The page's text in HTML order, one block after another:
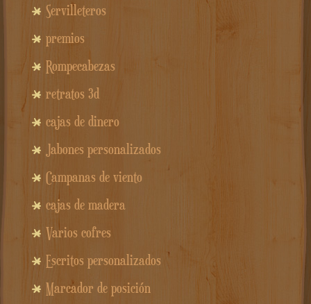
Servilleteros
premios
Rompecabezas
retratos 3d
cajas de dinero
Jabones personalizados
Campanas de viento
cajas de madera
Varios cofres
Escritos personalizados
Marcador de posición